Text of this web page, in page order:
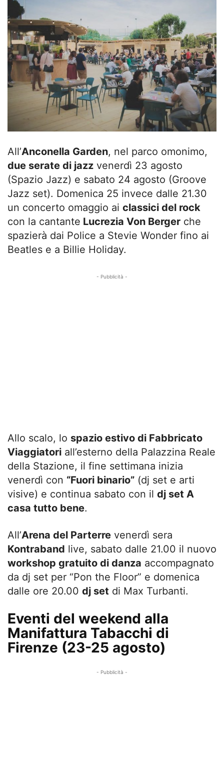
All’Anconella Garden, nel parco omonimo,
due serate di jazz venerdì 23 agosto
(Spazio Jazz) e sabato 24 agosto (Groove
Jazz set). Domenica 25 invece dalle 21.30
un concerto omaggio ai classici del rock
con la cantante Lucrezia Von Berger che
spazierà dai Police a Stevie Wonder fino ai
Beatles e a Billie Holiday.
- Pubblicità -
Allo scalo, lo spazio estivo di Fabbricato
Viaggiatori all’esterno della Palazzina Reale
della Stazione, il fine settimana inizia
venerdì con “Fuori binario” (dj set e arti
visive) e continua sabato con il dj set A
casa tutto bene.
All’Arena del Parterre venerdì sera
Kontraband live, sabato dalle 21.00 il nuovo
workshop gratuito di danza accompagnato
da dj set per “Pon the Floor” e domenica
dalle ore 20.00 dj set di Max Turbanti.
Eventi del weekend alla
Manifattura Tabacchi di
Firenze (23-25 agosto)
- Pubblicità -